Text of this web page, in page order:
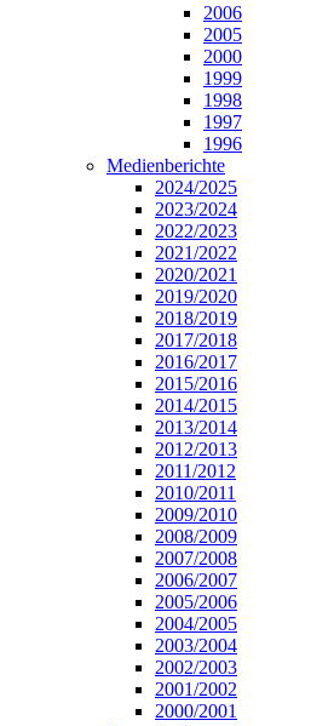
2006
2005
2000
1999
1998
1997
1996
Medienberichte
2024/2025
2023/2024
2022/2023
2021/2022
2020/2021
2019/2020
2018/2019
2017/2018
2016/2017
2015/2016
2014/2015
2013/2014
2012/2013
2011/2012
2010/2011
2009/2010
2008/2009
2007/2008
2006/2007
2005/2006
2004/2005
2003/2004
2002/2003
2001/2002
2000/2001